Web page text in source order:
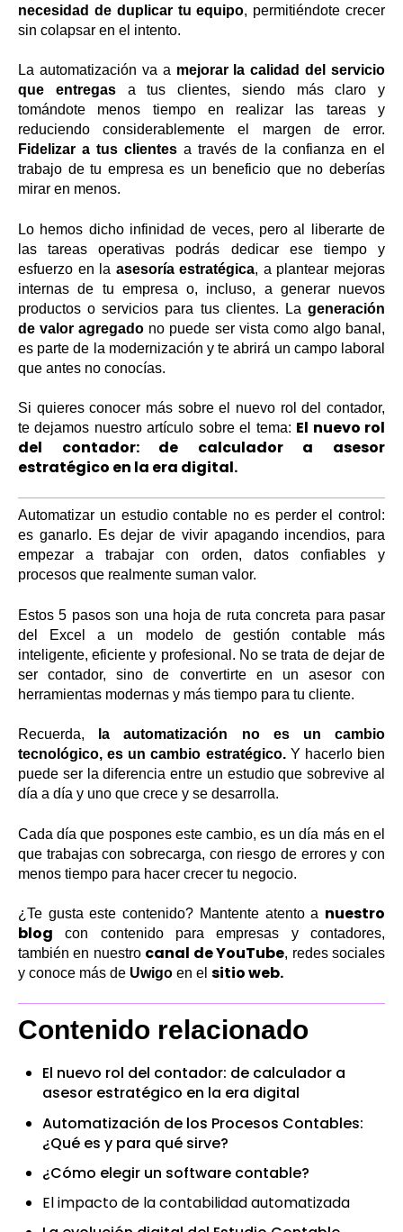
necesidad de duplicar tu equipo, permitiéndote crecer
sin colapsar en el intento.
La automatización va a mejorar la calidad del servicio
que entregas a tus clientes, siendo más claro y
tomándote menos tiempo en realizar las tareas y
reduciendo considerablemente el margen de error.
Fidelizar a tus clientesa través de la confianza en el
trabajo de tu empresa es un beneficio que no deberías
mirar en menos.
Lo hemos dicho infinidad de veces, pero al liberarte de
las tareas operativas podrás dedicar ese tiempo y
esfuerzo en la asesoría estratégica, a plantear mejoras
internas de tu empresa o, incluso, a generar nuevos
productos o servicios para tus clientes. La generación
de valor agregado no puede ser vista como algo banal,
es parte de la modernización y te abrirá un campo laboral
que antes no conocías.
Si quieres conocer más sobre el nuevo rol del contador,
te dejamos nuestro artículo sobre el tema: El nuevo rol
del contador: de calculador a asesor
estratégico en la era digital.
Automatizar un estudio contable no es perder el control:
es ganarlo. Es dejar de vivir apagando incendios, para
empezar a trabajar con orden, datos confiables y
procesos que realmente suman valor.
Estos 5 pasos son una hoja de ruta concreta para pasar
del Excel a un modelo de gestión contable más
inteligente, eficiente y profesional. No se trata de dejar de
ser contador, sino de convertirte en un asesor con
herramientas modernas y más tiempo para tu cliente.
Recuerda,
la automatización no es un cambio
tecnológico, es un cambio estratégico.Y hacerlo bien
puede ser la diferencia entre un estudio que sobrevive al
día a día y uno que crece y se desarrolla.
Cada día que pospones este cambio, es un día más en el
que trabajas con sobrecarga, con riesgo de errores y con
menos tiempo para hacer crecer tu negocio.
¿Te gusta este contenido? Mantente atento a nuestro
blog con contenido para empresas y contadores,
también en nuestro canal de YouTube, redes sociales
y conoce más de Uwigo en el sitio web.
Contenido relacionado
El nuevo rol del contador: de calculador a
asesor estratégico en la era digital
Automatización de los Procesos Contables:
¿Qué es y para qué sirve?
¿Cómo elegir un software contable?
El impacto de la contabilidad automatizada